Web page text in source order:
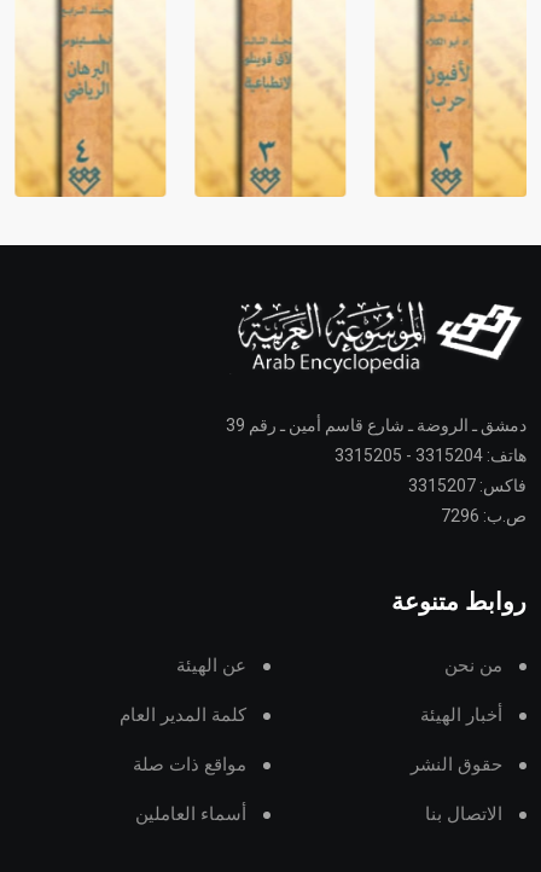
دمشق ـ الروضة ـ شارع قاسم أمين ـ رقم 39
هاتف: 3315204 - 3315205
فاكس: 3315207
ص.ب: 7296
روابط متنوعة
من نحن عن الهيئة
أخبار الهيئة كلمة المدير العام
حقوق النشر مواقع ذات صلة
الاتصال بنا أسماء العاملين